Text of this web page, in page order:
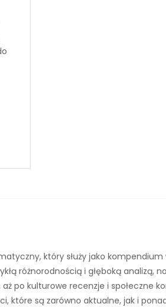
który służy jako
różnorodnością i głęboką
po kulturowe recenzje i społeczne
które są zarówno aktualne, jak i